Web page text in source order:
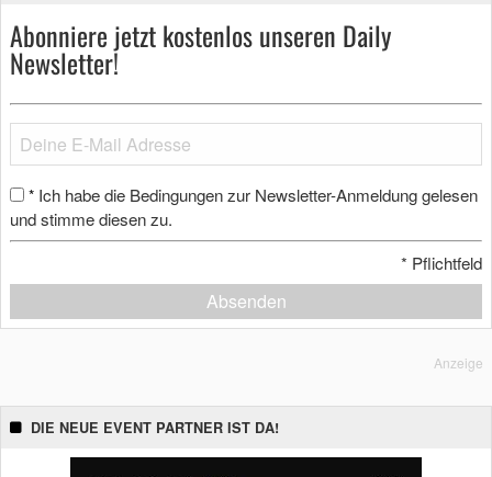
Abonniere jetzt kostenlos unseren Daily
Newsletter!
* Ich habe die Bedingungen zur Newsletter-Anmeldung gelesen
und stimme diesen zu.
* Pflichtfeld
Absenden
Anzeige
DIE NEUE EVENT PARTNER IST DA!